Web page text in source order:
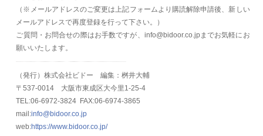
（ ※メールアドレスのご変更は上記フォームより購読解除申請後、新しい
メールアドレスで再度登録を行って下さい。）
ご質問・お問合せの際はお手数ですが、info@bidoor.co.jpまでお気軽にお
願いいたします。
（発行）株式会社ビドー 編集：桝井大輔
〒537-0014 大阪市東成区大今里1-25-4
TEL:06-6972-3824 FAX:06-6974-3865
mail:info@bidoor.co.jp
web:https://www.bidoor.co.jp/